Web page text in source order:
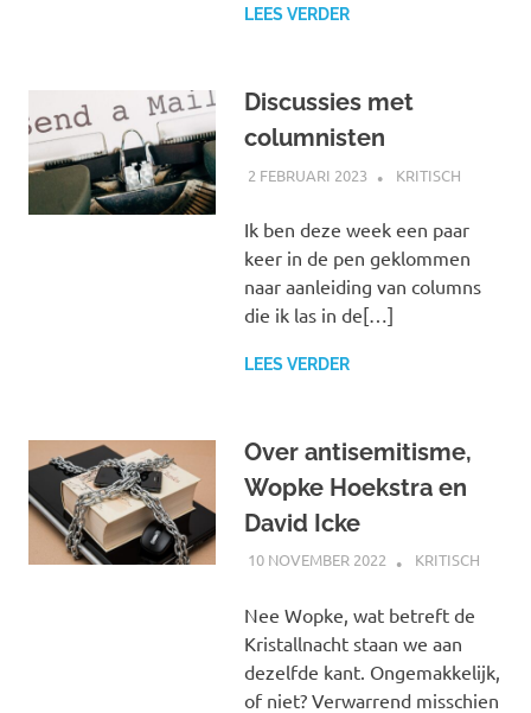
LEES VERDER
Discussies met
columnisten
2 FEBRUARI 2023 MARJOLEIN
KRITISCH
Ik ben deze week een paar
keer in de pen geklommen
naar aanleiding van columns
die ik las in de[…]
LEES VERDER
Over antisemitisme,
Wopke Hoekstra en
David Icke
10 NOVEMBER 2022 MARJOLEIN
KRITISCH
Nee Wopke, wat betreft de
Kristallnacht staan we aan
dezelfde kant. Ongemakkelijk,
of niet? Verwarrend misschien